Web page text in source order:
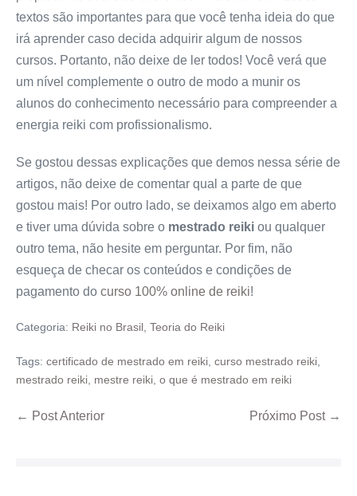
textos são importantes para que você tenha ideia do que
irá aprender caso decida adquirir algum de nossos
cursos. Portanto, não deixe de ler todos! Você verá que
um nível complemente o outro de modo a munir os
alunos do conhecimento necessário para compreender a
energia reiki com profissionalismo.
Se gostou dessas explicações que demos nessa série de
artigos, não deixe de comentar qual a parte de que
gostou mais! Por outro lado, se deixamos algo em aberto
e tiver uma dúvida sobre o mestrado reiki ou qualquer
outro tema, não hesite em perguntar. Por fim, não
esqueça de checar os conteúdos e condições de
pagamento do curso 100% online de reiki!
Categoria: Reiki no Brasil Teoria do Reiki
Tags: certificado de mestrado em reiki curso mestrado reiki
mestrado reiki mestre reiki o que é mestrado em reiki
← Post Anterior Próximo Post →